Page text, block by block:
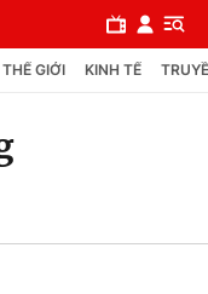
THẾ GIỚI KINH TẾ